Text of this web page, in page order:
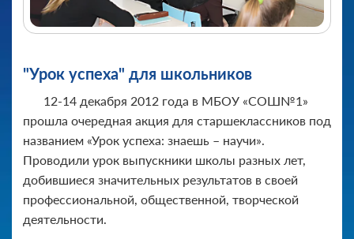
"Урок успеха" для школьников
12-14 декабря 2012 года в МБОУ «СОШ№1»
прошла очередная акция для старшеклассников под
названием «Урок успеха: знаешь – научи».
Проводили урок выпускники школы разных лет,
добившиеся значительных результатов в своей
профессиональной, общественной, творческой
деятельности.